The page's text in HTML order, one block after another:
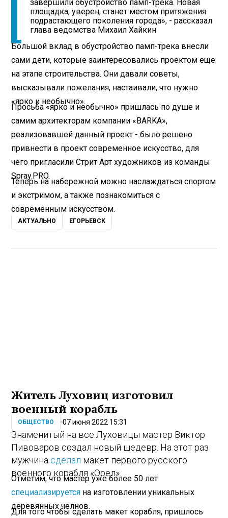
завершили обустройство памп-трека. Новая
площадка, уверен, станет местом притяжения
подрастающего поколения города», - рассказал
глава ведомства Михаил Хайкин
Большой вклад в обустройство памп-трека внесли
сами дети, которые заинтересовались проектом еще
на этапе строительства. Они давали советы,
высказывали пожелания, настаивали, что нужно
«ярко и необычно».
Просьба «ярко и необычно» пришлась по душе и
самим архитекторам компании «BARKA»,
реализовавшей данный проект - было решено
привнести в проект современное искусство, для
чего пригласили Стрит Арт художников из команды
Spray.PRO.
Теперь на набережной можно наслаждаться спортом
и экстримом, а также познакомиться с
современным искусством.
АКТУАЛЬНО ЕГОРЬЕВСК
Житель Луховиц изготовил
военный корабль
ОБЩЕСТВО 07 июня 2022 15:31
Знаменитый на все Луховицы мастер Виктор
Пивоваров создал новый шедевр. На этот раз
мужчина сделал макет первого русского
военного корабля «Орел».
Отметим, что мастер уже более 50 лет
специализируется на изготовлении уникальных
деревянных челнов.
Для того чтобы сделать макет корабля, пришлось